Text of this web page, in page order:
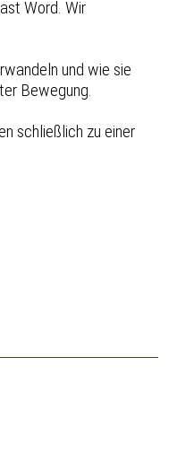
Word. Wir
und wie sie
Bewegung.
schließlich zu einer